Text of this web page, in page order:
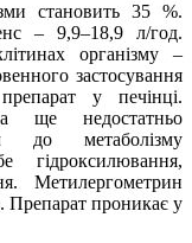
становить 35 %.
– 9,9–18,9 л/год.
організму –
застосування
у печінці.
ще недостатньо
до метаболізму
Метилергометрин
Препарат проникає у